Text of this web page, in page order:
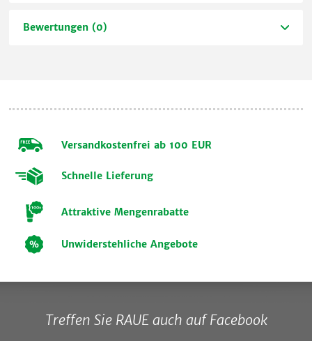
Bewertungen (0)
Versandkostenfrei ab 100 EUR
Schnelle Lieferung
Attraktive Mengenrabatte
Unwiderstehliche Angebote
Treffen Sie RAUE auch auf Facebook